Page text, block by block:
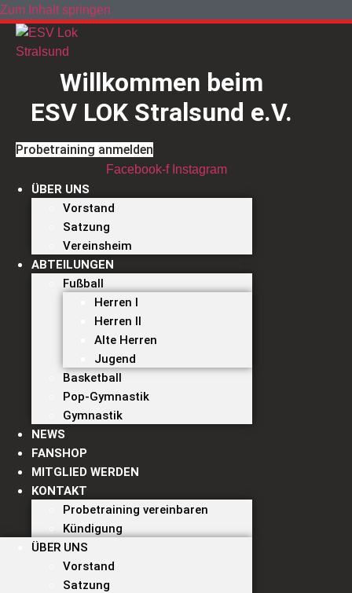
Zum Inhalt springen
Willkommen beim
ESV LOK Stralsund e.V.
Probetraining anmelden
Facebook-f Instagram
ÜBER UNS
Vorstand
Satzung
Vereinsheim
ABTEILUNGEN
Fußball
Herren I
Herren II
Alte Herren
Jugend
Basketball
Pop-Gymnastik
Gymnastik
NEWS
FANSHOP
MITGLIED WERDEN
KONTAKT
Probetraining vereinbaren
Kündigung
ÜBER UNS
Vorstand
Satzung